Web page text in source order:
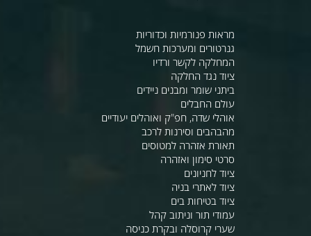
מראות פנורמיות וכדוריות
גנרטורים ומערכות חשמל
המחלקה לקשר ורדיו
ציוד נגד החלקה
ביתני שומר ומבנים ניידים
עולם החבלים
אוהלי שדה, חפ"ק ואוהלים יעודיים
מהבהבים וסירנות לרכב
תאורת אזהרה למטוסים
סרטי סימון ואזהרה
ציוד לחניונים
ציוד לאתרי בניה
ציוד בטיחות בים
עמודי תור וניתוב קהל
שערי קרוסלה ובקרת כניסה